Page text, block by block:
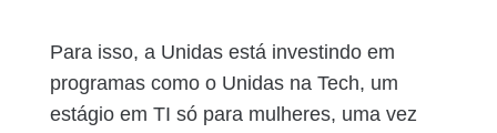
Para isso, a Unidas está investindo em
programas como o Unidas na Tech, um
estágio em TI só para mulheres, uma vez